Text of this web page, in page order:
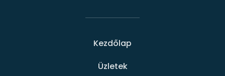
Kezdőlap
Üzletek